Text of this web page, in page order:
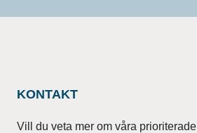
KONTAKT
Vill du veta mer om våra